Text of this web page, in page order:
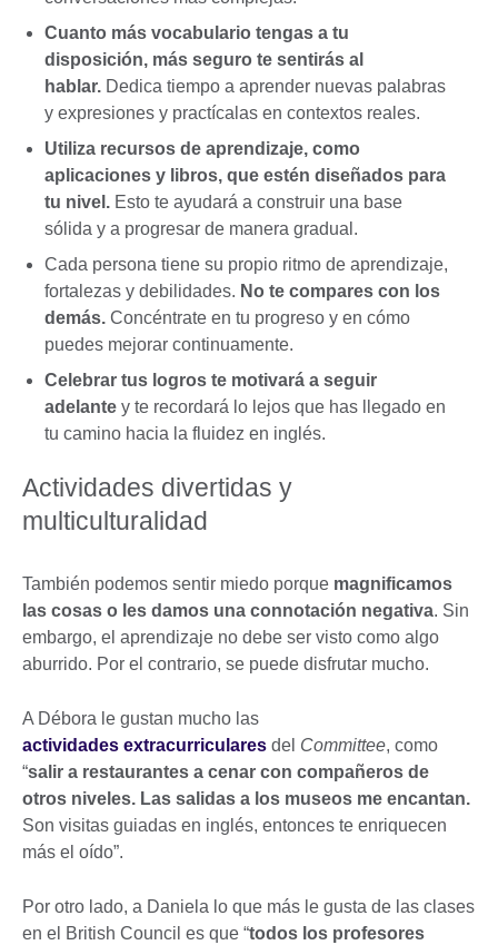
Cuanto más vocabulario tengas a tu
disposición, más seguro te sentirás al
hablar. Dedica tiempo a aprender nuevas palabras
y expresiones y practícalas en contextos reales.
Utiliza recursos de aprendizaje, como
aplicaciones y libros, que estén diseñados para
tu nivel. Esto te ayudará a construir una base
sólida y a progresar de manera gradual.
Cada persona tiene su propio ritmo de aprendizaje,
fortalezas y debilidades. No te compares con los
demás. Concéntrate en tu progreso y en cómo
puedes mejorar continuamente.
Celebrar tus logros te motivará a seguir
adelante y te recordará lo lejos que has llegado en
tu camino hacia la fluidez en inglés.
Actividades divertidas y
multiculturalidad
También podemos sentir miedo porque magnificamos
las cosas o les damos una connotación negativa. Sin
embargo, el aprendizaje no debe ser visto como algo
aburrido. Por el contrario, se puede disfrutar mucho.
A Débora le gustan mucho las
actividades extracurriculares del Committee, como
“salir a restaurantes a cenar con compañeros de
otros niveles. Las salidas a los museos me encantan.
Son visitas guiadas en inglés, entonces te enriquecen
más el oído”.
Por otro lado, a Daniela lo que más le gusta de las clases
en el British Council es que “todos los profesores